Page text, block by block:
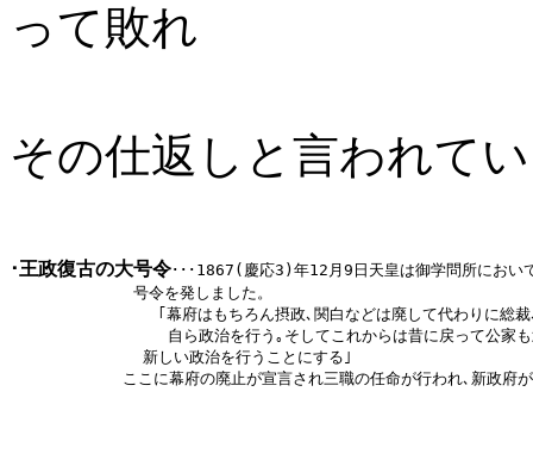
って敗れ
その仕返しと言われて
･王政復古の大号令･･･ 1867(慶応3)年12月9日天皇は御学問所におい
             号令を発しました。
　｢幕府はもちろん摂政､関白などは廃して代わりに総裁
　自ら政治を行う｡そしてこれからは昔に戻って公家も
新しい政治を行うことにする｣
　　 　ここに幕府の廃止が宣言され三職の任命が行われ､新政府